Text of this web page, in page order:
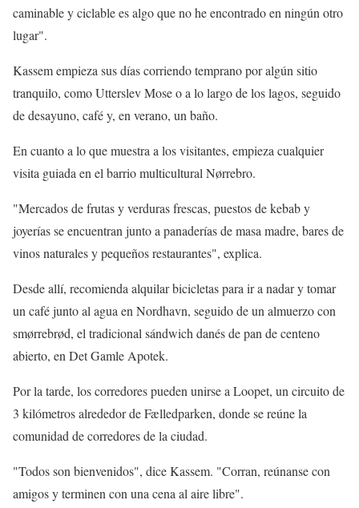
caminable y ciclable es algo que no he encontrado en ningún otro
lugar".
Kassem empieza sus días corriendo temprano por algún sitio
tranquilo, como Utterslev Mose o a lo largo de los lagos, seguido
de desayuno, café y, en verano, un baño.
En cuanto a lo que muestra a los visitantes, empieza cualquier
visita guiada en el barrio multicultural Nørrebro.
"Mercados de frutas y verduras frescas, puestos de kebab y
joyerías se encuentran junto a panaderías de masa madre, bares de
vinos naturales y pequeños restaurantes", explica.
Desde allí, recomienda alquilar bicicletas para ir a nadar y tomar
un café junto al agua en Nordhavn, seguido de un almuerzo con
smørrebrød, el tradicional sándwich danés de pan de centeno
abierto, en Det Gamle Apotek.
Por la tarde, los corredores pueden unirse a Loopet, un circuito de
3 kilómetros alrededor de Fælledparken, donde se reúne la
comunidad de corredores de la ciudad.
"Todos son bienvenidos", dice Kassem. "Corran, reúnanse con
amigos y terminen con una cena al aire libre".